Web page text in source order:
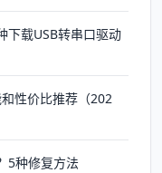
下载USB转串口驱动
性价比推荐（202
5种修复方法